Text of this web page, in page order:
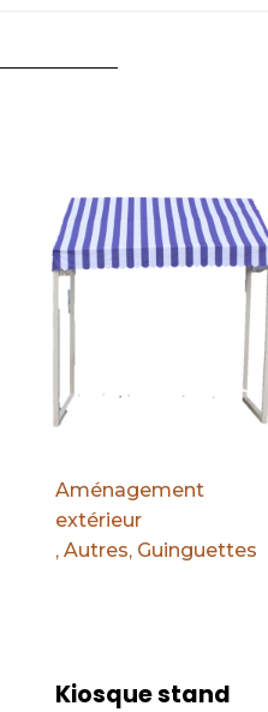
Aménagement
extérieur
, Autres, Guinguettes
Kiosque stand